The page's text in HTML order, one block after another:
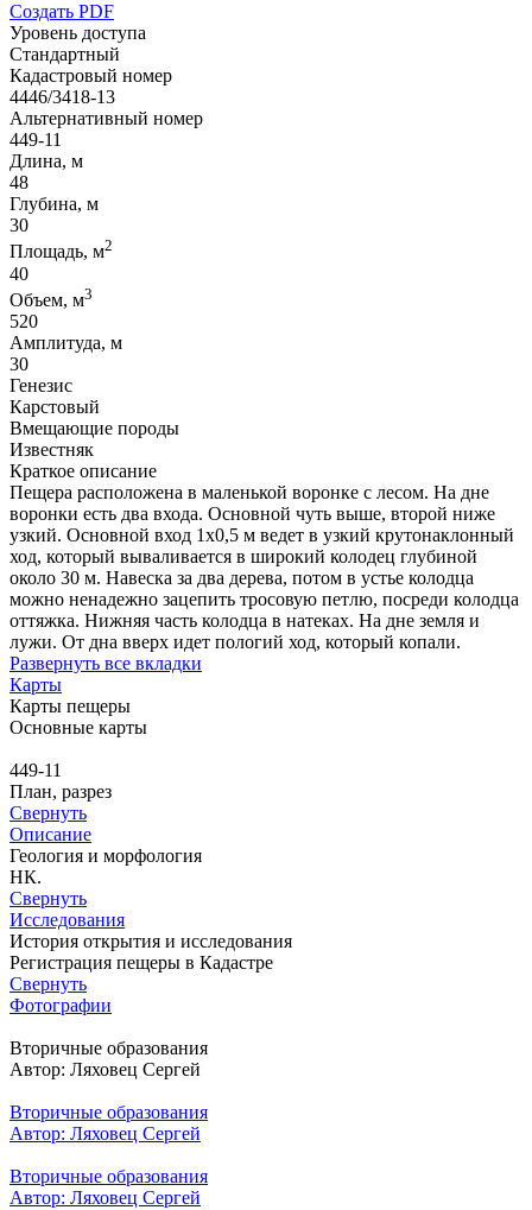
Создать PDF
Уровень доступа
Стандартный
Кадастровый номер
4446/3418-13
Альтернативный номер
449-11
Длина, м
48
Глубина, м
30
Площадь, м2
40
Объем, м3
520
Амплитуда, м
30
Генезис
Карстовый
Вмещающие породы
Известняк
Краткое описание
Пещера расположена в маленькой воронке с лесом. На дне
воронки есть два входа. Основной чуть выше, второй ниже
узкий. Основной вход 1х0,5 м ведет в узкий крутонаклонный
ход, который вываливается в широкий колодец глубиной
около 30 м. Навеска за два дерева, потом в устье колодца
можно ненадежно зацепить тросовую петлю, посреди колодца
оттяжка. Нижняя часть колодца в натеках. На дне земля и
лужи. От дна вверх идет пологий ход, который копали.
Развернуть все вкладки
Карты
Карты пещеры
Основные карты
449-11
План, разрез
Свернуть
Описание
Геология и морфология
НК.
Свернуть
Исследования
История открытия и исследования
Регистрация пещеры в Кадастре
Свернуть
Фотографии
Вторичные образования
Автор: Ляховец Сергей
Вторичные образования
Автор: Ляховец Сергей
Вторичные образования
Автор: Ляховец Сергей